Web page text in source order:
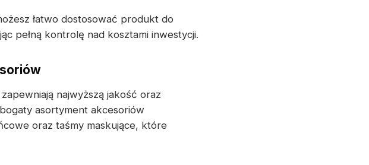
łatwo dostosować produkt do
pełną kontrolę nad kosztami inwestycji.
najwyższą jakość oraz
asortyment akcesoriów
oraz taśmy maskujące, które